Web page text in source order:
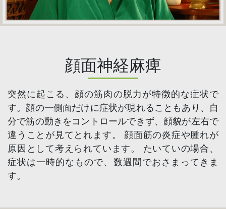
顔面神経麻痺
突然に起こる、顔の筋肉の脱力が特徴的な症状で
す。顔の一側面だけに症状が現れることもあり、自
分で筋の動きをコントロールできず、顔貌が左右で
違うことが見てとれます。 顔面筋の炎症や腫れが
原因として考えられています。 たいていの場合、
症状は一時的なもので、数週間でおさまってきま
す。